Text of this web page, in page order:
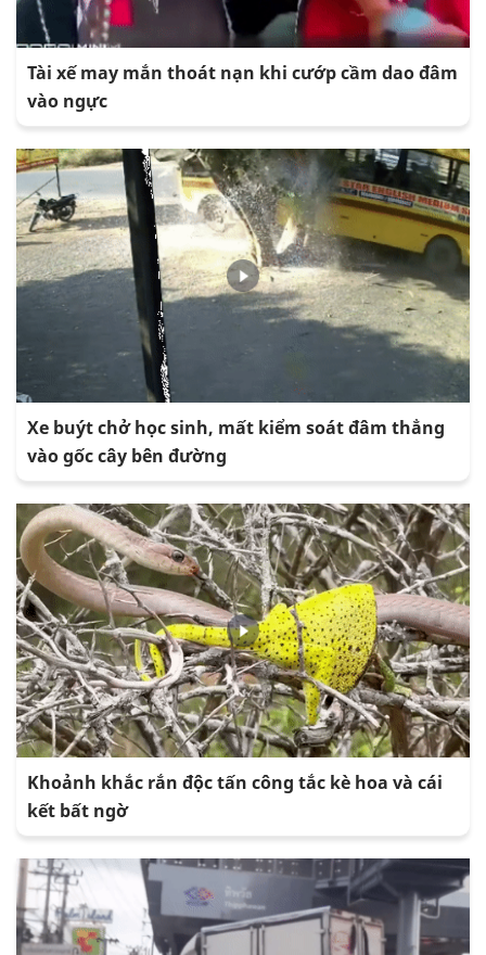
Tài xế may mắn thoát nạn khi cướp cầm dao đâm
vào ngực
Xe buýt chở học sinh, mất kiểm soát đâm thẳng
vào gốc cây bên đường
Khoảnh khắc rắn độc tấn công tắc kè hoa và cái
kết bất ngờ